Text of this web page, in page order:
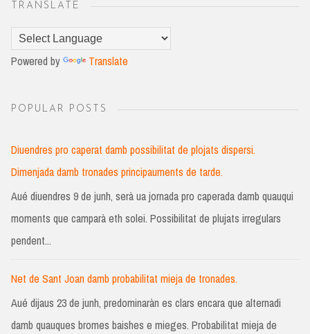
TRANSLATE
Powered by Translate
POPULAR POSTS
Diuendres pro caperat damb possibilitat de plojats dispersi.
Dimenjada damb tronades principauments de tarde.
Aué diuendres 9 de junh, serà ua jornada pro caperada damb quauqui
moments que camparà eth solei. Possibilitat de plujats irregulars
pendent...
Net de Sant Joan damb probabilitat mieja de tronades.
Aué dijaus 23 de junh, predominaràn es clars encara que alternadi
damb quauques bromes baishes e mieges. Probabilitat mieja de